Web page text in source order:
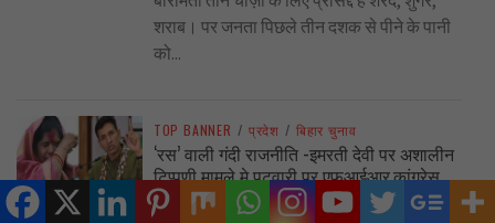
शराब। पर जनता पिछले तीन दशक से पीने के पानी
को...
TOP BANNER / प्रदेश / बिहार चुनाव
‘रस’ वाली गंदी राजनीति -इमरती देवी पर अशालीन
टिप्पणी मामले मे पटवारी पर एफआईआर,कांग्रेस
आलाकमान भी नाराज